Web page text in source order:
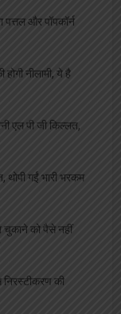
पत्तल और पॉपकॉर्न
नीलामी, ये है
एल पी जी किल्लत,
थोपी गईं भारी भरकम
चुकाने को पैसे नहीं
की